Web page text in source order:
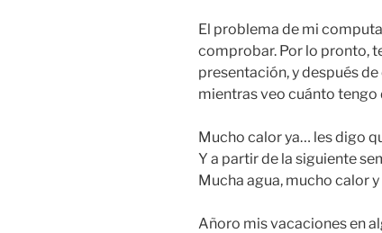
El problema de mi
comprobar. Por lo pronto,
presentación, y después
mientras veo cuánto
Mucho calor ya… les digo
Y a partir de la siguiente
Mucha agua, mucho calor
Añoro mis vacaciones en